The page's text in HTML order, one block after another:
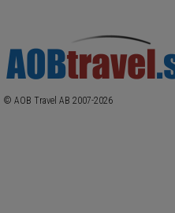
© AOB Travel AB 2007-2026